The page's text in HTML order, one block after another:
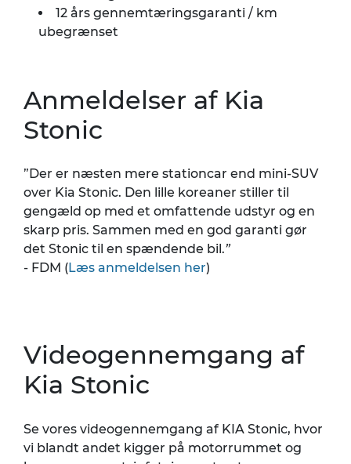
12 års gennemtæringsgaranti / km
ubegrænset
Anmeldelser af Kia
Stonic
” Der er næsten mere stationcar end mini-SUV
over Kia Stonic. Den lille koreaner stiller til
gengæld op med et omfattende udstyr og en
skarp pris. Sammen med en god garanti gør
det Stonic til en spændende bil.”
- FDM (Læs anmeldelsen her)
Videogennemgang af
Kia Stonic
Se vores videogennemgang af KIA Stonic, hvor
vi blandt andet kigger på motorrummet og